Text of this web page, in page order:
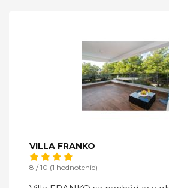
VILLA FRANKO
8 / 10 (1 hodnotenie)